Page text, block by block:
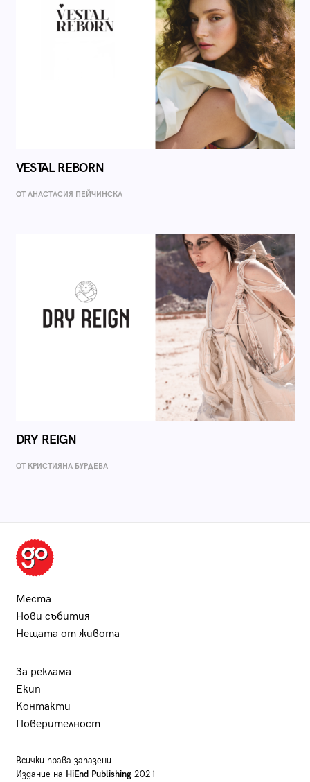
VESTAL REBORN
ОТ AНАСТАСИЯ ПЕЙЧИНСКА
DRY REIGN
ОТ КРИСТИЯНА БУРДЕВА
Места
Нови събития
Нещата от живота
За реклама
Екип
Контакти
Поверителност
Всички права запазени.
Издание на HiEnd Publishing2021